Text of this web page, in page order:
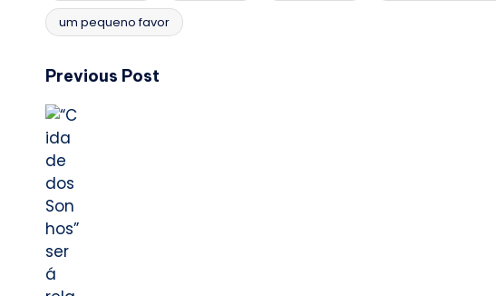
Tags:
um pequeno favor
Post
navigation
Previous Post